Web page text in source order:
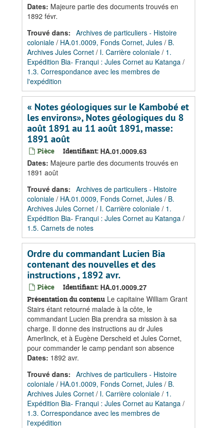
Dates: Majeure partie des documents trouvés en
1892 févr.
Trouvé dans: Archives de particuliers - Histoire
coloniale / HA.01.0009, Fonds Cornet, Jules / B.
Archives Jules Cornet / I. Carrière coloniale / 1.
Expédition Bia- Franqui : Jules Cornet au Katanga /
1.3. Correspondance avec les membres de
l'expédition
« Notes géologiques sur le Kambobé et
les environs», Notes géologiques du 8
août 1891 au 11 août 1891, masse:
1891 août
Pièce Identifiant: HA.01.0009.63
Dates: Majeure partie des documents trouvés en
1891 août
Trouvé dans: Archives de particuliers - Histoire
coloniale / HA.01.0009, Fonds Cornet, Jules / B.
Archives Jules Cornet / I. Carrière coloniale / 1.
Expédition Bia- Franqui : Jules Cornet au Katanga /
1.5. Carnets de notes
Ordre du commandant Lucien Bia
contenant des nouvelles et des
instructions , 1892 avr.
Pièce Identifiant: HA.01.0009.27
Présentation du contenu Le capitaine William Grant
Stairs étant retourné malade à la côte, le
commandant Lucien Bia prendra sa mission à sa
charge. Il donne des instructions au dr Jules
Amerlinck, et à Eugène Derscheid et Jules Cornet,
pour commander le camp pendant son absence
Dates: 1892 avr.
Trouvé dans: Archives de particuliers - Histoire
coloniale / HA.01.0009, Fonds Cornet, Jules / B.
Archives Jules Cornet / I. Carrière coloniale / 1.
Expédition Bia- Franqui : Jules Cornet au Katanga /
1.3. Correspondance avec les membres de
l'expédition